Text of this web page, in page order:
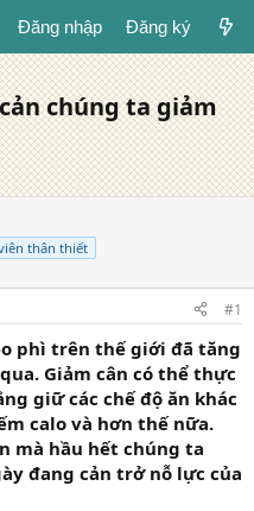
Đăng nhập Đăng ký
chúng ta giảm
thân thiết
#1
phì trên thế giới đã tăng
Giảm cân có thể thực
giữ các chế độ ăn khác
calo và hơn thế nữa.
mà hầu hết chúng ta
đang cản trở nỗ lực của